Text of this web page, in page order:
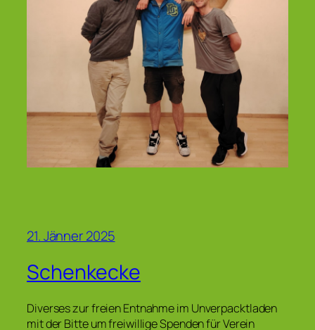
21. Jänner 2025
Schenkecke
Diverses zur freien Entnahme im Unverpacktladen
mit der Bitte um freiwillige Spenden für Verein